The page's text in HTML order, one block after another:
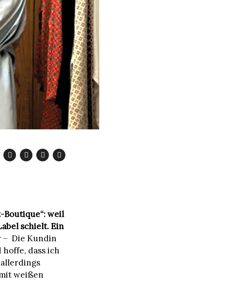
weil
schielt. Ein
– Die Kundin
dass ich
weißen